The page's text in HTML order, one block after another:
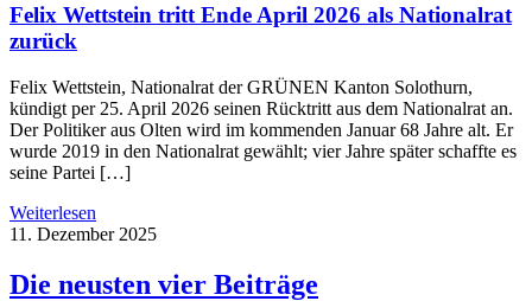
Felix Wettstein tritt Ende April 2026 als Nationalrat
zurück
Felix Wettstein, Nationalrat der GRÜNEN Kanton Solothurn,
kündigt per 25. April 2026 seinen Rücktritt aus dem Nationalrat an.
Der Politiker aus Olten wird im kommenden Januar 68 Jahre alt. Er
wurde 2019 in den Nationalrat gewählt; vier Jahre später schaffte es
seine Partei […]
Weiterlesen
11. Dezember 2025
Die neusten vier Beiträge